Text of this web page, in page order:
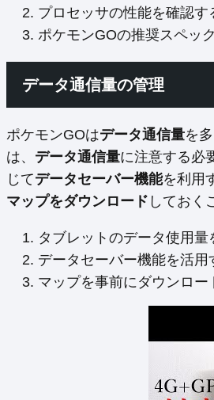
プロセッサの性能を確認す
ポケモンGOの推奨スペッ
データ通信量の管理
ポケモンGOはデータ通信量を
は、 データ通信量に注意する必
じてデータセーバー機能を利用
マップをダウンロード しておく
タブレットのデータ使用量
データセーバー機能を活用
マップを事前にダウンロー